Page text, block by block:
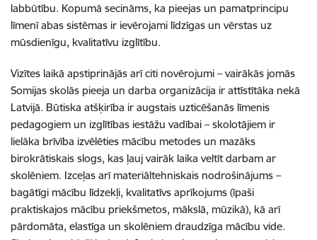
labbūtību. Kopumā secināms, ka pieejas un pamatprincipu
līmenī abas sistēmas ir ievērojami līdzīgas un vērstas uz
mūsdienīgu, kvalitatīvu izglītību.
Vizītes laikā apstiprinājās arī citi novērojumi – vairākās jomās
Somijas skolās pieeja un darba organizācija ir attīstītāka nekā
Latvijā. Būtiska atšķirība ir augstais uzticēšanās līmenis
pedagogiem un izglītības iestāžu vadībai – skolotājiem ir
lielāka brīvība izvēlēties mācību metodes un mazāks
birokrātiskais slogs, kas ļauj vairāk laika veltīt darbam ar
skolēniem. Izceļas arī materiāltehniskais nodrošinājums –
bagātīgi mācību līdzekļi, kvalitatīvs aprīkojums (īpaši
praktiskajos mācību priekšmetos, mākslā, mūzikā), kā arī
pārdomāta, elastīga un skolēniem draudzīga mācību vide.